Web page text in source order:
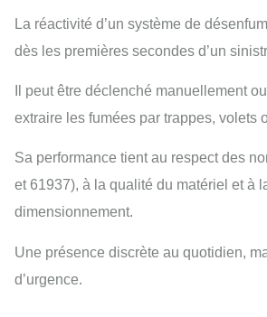
La réactivité d’un système de
dès les premières secondes d’un
Il peut être déclenché manuellement
extraire les fumées par trappes, volets
Sa performance tient au respect des
et 61937), à la qualité du matériel et à
dimensionnement.
Une présence discrète au quotidien,
d’urgence.